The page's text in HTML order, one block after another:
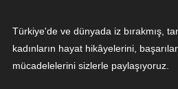
Türkiye'de ve dünyada iz bırakmış,
kadınların hayat hikâyelerini,
mücadelelerini sizlerle paylaşıyoruz.